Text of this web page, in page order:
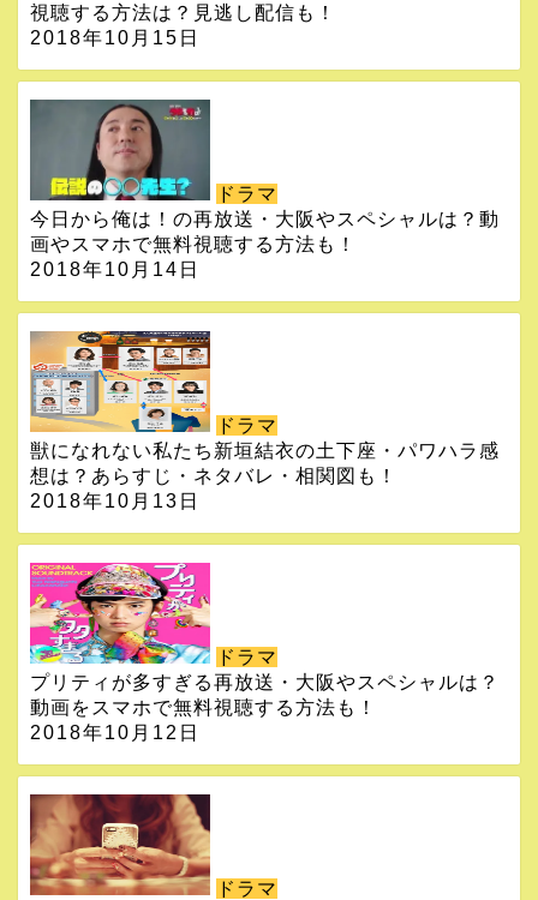
視聴する方法は？見逃し配信も！
2018年10月15日
ドラマ
今日から俺は！の再放送・大阪やスペシャルは？動
画やスマホで無料視聴する方法も！
2018年10月14日
ドラマ
獣になれない私たち新垣結衣の土下座・パワハラ感
想は？あらすじ・ネタバレ・相関図も！
2018年10月13日
ドラマ
プリティが多すぎる再放送・大阪やスペシャルは？
動画をスマホで無料視聴する方法も！
2018年10月12日
ドラマ